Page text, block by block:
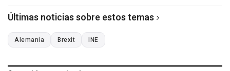
Últimas noticias sobre estos temas
Alemania Brexit INE